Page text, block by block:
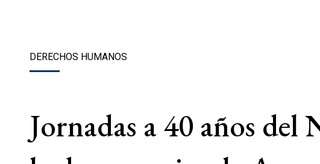
DERECHOS HUMANOS
Jornadas a 40 años